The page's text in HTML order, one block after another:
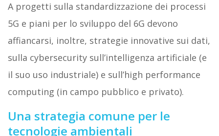
A progetti sulla standardizzazione dei processi
5G e piani per lo sviluppo del 6G devono
affiancarsi, inoltre, strategie innovative sui dati,
sulla cybersecurity sull’intelligenza artificiale (e
il suo uso industriale) e sull’high performance
computing (in campo pubblico e privato).
Una strategia comune per le
tecnologie ambientali